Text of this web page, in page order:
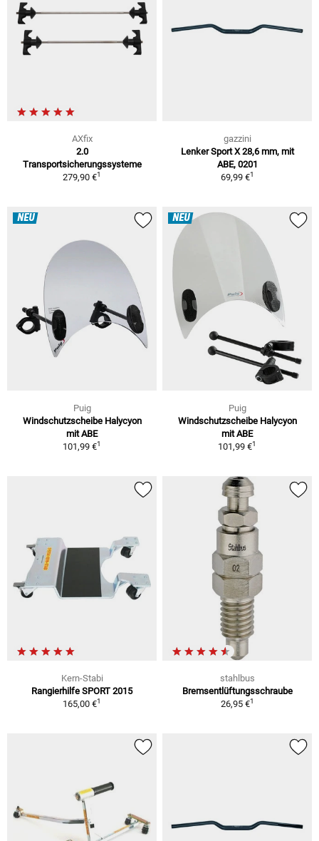
AXfix
2.0
Transportsicherungssysteme
279,90 €1
gazzini
Lenker Sport X 28,6 mm, mit
ABE, 0201
69,99 €1
NEU
Puig
Windschutzscheibe Halycyon
mit ABE
101,99 €1
NEU
Puig
Windschutzscheibe Halycyon
mit ABE
101,99 €1
Kern-Stabi
Rangierhilfe SPORT 2015
165,00 €1
stahlbus
Bremsentlüftungsschraube
26,95 €1